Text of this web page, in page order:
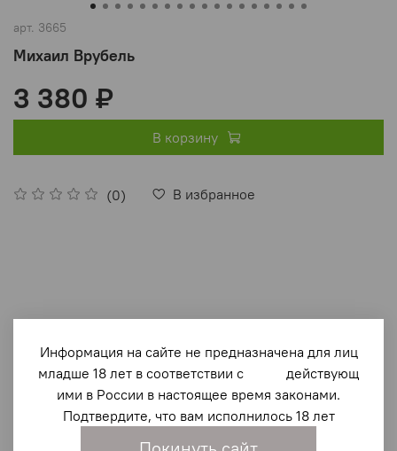
арт. 3665
Михаил Врубель
(0) В избранное
3 380 ₽
В корзину
Описание
Книга посвящена великому живописцу, графику,
скульптору, мастеру прикладного искусства, художнику
Информация на сайте не предназначена для лиц
младше 18 лет в соответствии с действующ
ими в России в настоящее время законами.
Подтвердите, что вам исполнилось 18 лет